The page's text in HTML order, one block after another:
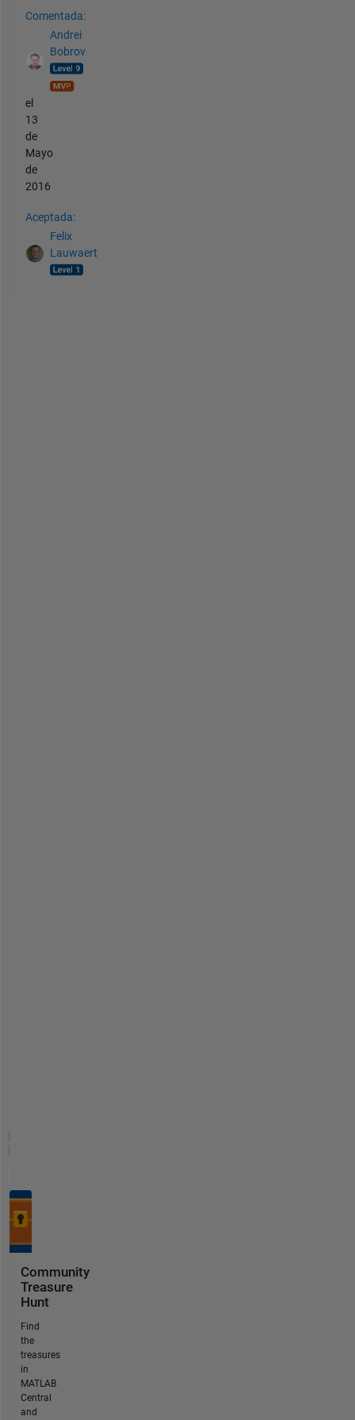
Comentada:
Andrei
Bobrov
el
13
de
Mayo
de
2016
Aceptada:
Felix
Lauwaert
Community
Treasure
Hunt
Find
the
treasures
in
MATLAB
Central
and